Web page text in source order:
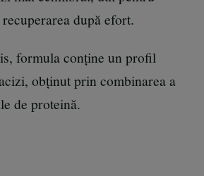
după efort.
formula conține un profil
obținut prin combinarea a
de proteină.